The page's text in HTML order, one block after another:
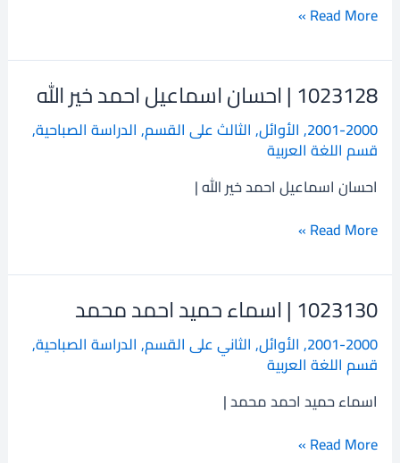
Read More »
1023128 | احسان اسماعيل احمد خير الله
2001-2000
, الأوائل, الثالث على القسم, الدراسة الصباحية,
قسم اللغة العربية
احسان اسماعيل احمد خير الله |
1023128
احسان
اسماعيل
احمد
خير
الله
Read More »
1023130 | اسماء حميد احمد محمد
2001-2000
, الأوائل, الثاني على القسم, الدراسة الصباحية,
قسم اللغة العربية
اسماء حميد احمد محمد |
1023130
اسماء
حميد
احمد
محمد
Read More »